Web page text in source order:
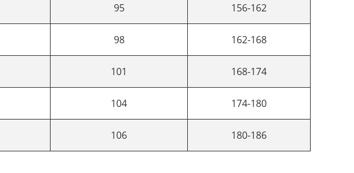
95 156-162
98 162-168
101 168-174
104 174-180
106 180-186